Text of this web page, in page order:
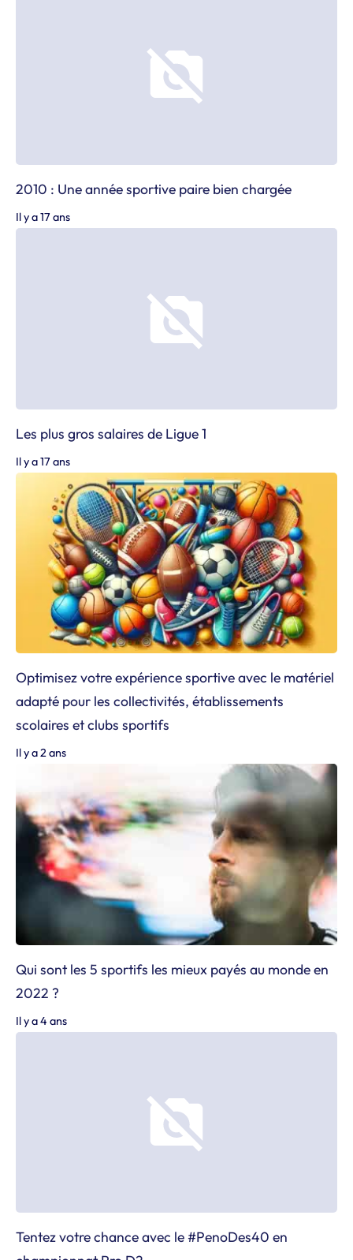
2010 : Une année sportive paire bien chargée
Il y a 17 ans
Les plus gros salaires de Ligue 1
Il y a 17 ans
Optimisez votre expérience sportive avec le matériel
adapté pour les collectivités, établissements
scolaires et clubs sportifs
Il y a 2 ans
Qui sont les 5 sportifs les mieux payés au monde en
2022 ?
Il y a 4 ans
Tentez votre chance avec le #PenoDes40 en